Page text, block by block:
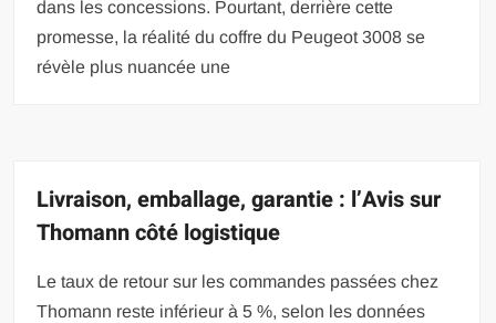
dans les concessions. Pourtant, derrière cette
promesse, la réalité du coffre du Peugeot 3008 se
révèle plus nuancée une
Livraison, emballage, garantie : l’Avis sur
Thomann côté logistique
Le taux de retour sur les commandes passées chez
Thomann reste inférieur à 5 %, selon les données